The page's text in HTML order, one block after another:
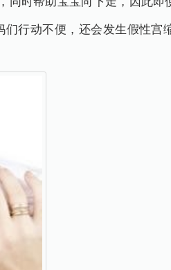
行动不便，还会发生假性宫